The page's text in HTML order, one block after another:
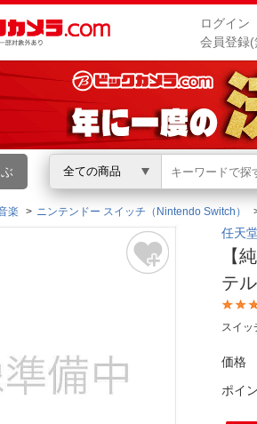
ログイン
会員登録
全ての商品
こんにちは
ログイン
閲覧履歴
楽 ニンテンドー スイッチ（Nintendo Switch）
任天
【
テ
スイッ
価格
ポイ